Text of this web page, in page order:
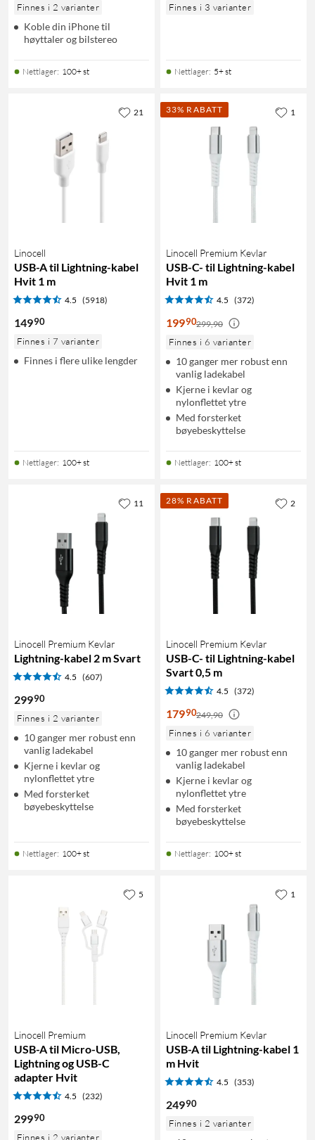
Finnes i 2 varianter
Koble din iPhone til
høyttaler og bilstereo
Nettlager: 100+ st
Finnes i 3 varianter
Nettlager: 5+ st
Linocell
USB-A til Lightning-kabel
Hvit 1 m
4.5 (5918)
14990
Finnes i 7 varianter
Finnes i flere ulike lengder
Nettlager: 100+ st
21 33% RABATT
Linocell Premium Kevlar
USB-C- til Lightning-kabel
Hvit 1 m
4.5 (372)
19990299,90
Finnes i 6 varianter
10 ganger mer robust enn
vanlig ladekabel
Kjerne i kevlar og
nylonflettet ytre
Med forsterket
bøyebeskyttelse
Nettlager: 100+ st
1
Linocell Premium Kevlar
Lightning-kabel 2 m Svart
4.5 (607)
29990
Finnes i 2 varianter
10 ganger mer robust enn
vanlig ladekabel
Kjerne i kevlar og
nylonflettet ytre
Med forsterket
bøyebeskyttelse
Nettlager: 100+ st
11 28% RABATT
Linocell Premium Kevlar
USB-C- til Lightning-kabel
Svart 0,5 m
4.5 (372)
17990249,90
Finnes i 6 varianter
10 ganger mer robust enn
vanlig ladekabel
Kjerne i kevlar og
nylonflettet ytre
Med forsterket
bøyebeskyttelse
Nettlager: 100+ st
2
Linocell Premium
USB-A til Micro-USB,
Lightning og USB-C
adapter Hvit
4.5 (232)
29990
Finnes i 2 varianter
5
Linocell Premium Kevlar
USB-A til Lightning-kabel 1
m Hvit
4.5 (353)
24990
Finnes i 2 varianter
1